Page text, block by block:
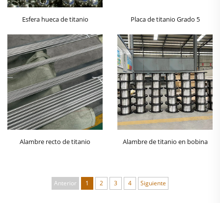
Esfera hueca de titanio Placa de titanio Grado 5
Alambre recto de titanio Alambre de titanio en bobina
Anterior 1 2 3 4 Siguiente